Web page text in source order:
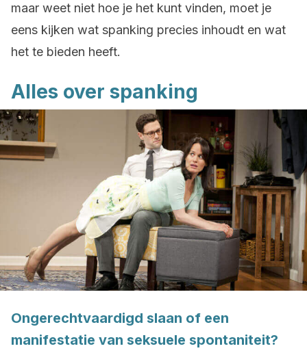
maar weet niet hoe je het kunt vinden, moet je
eens kijken wat spanking precies inhoudt en wat
het te bieden heeft.
Alles over spanking
Ongerechtvaardigd slaan of een
manifestatie van seksuele spontaniteit?